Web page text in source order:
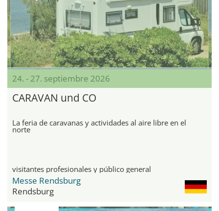
24. - 27. septiembre 2026
CARAVAN und CO
La feria de caravanas y actividades al aire libre en el
norte
visitantes profesionales y público general
Messe Rendsburg
Rendsburg